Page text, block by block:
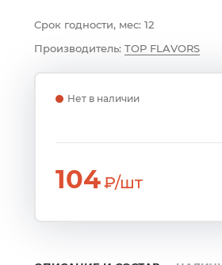
Срок годности, мес: 12
Производитель: TOP FLAVORS
Нет в наличии
104₽/шт